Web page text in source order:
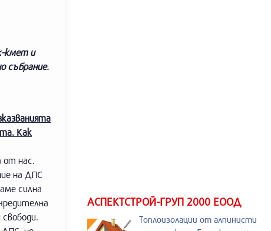
кмет и
събрание.
Как
от нас.
на ДПС
силна
АСПЕКТСТРОЙ-ГРУП 2000 ЕООД
Топлоизолации от алпинисти